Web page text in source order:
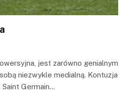
jest zarówno genialnym
niezwykle medialną. Kontuzja
Saint Germain…